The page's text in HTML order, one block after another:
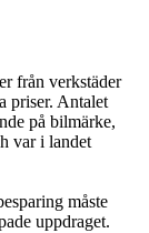
från verkstäder
priser. Antalet
på bilmärke,
var i landet
måste
uppdraget.